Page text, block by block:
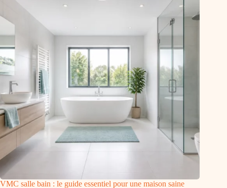
VMC salle bain : le guide essentiel pour une maison saine